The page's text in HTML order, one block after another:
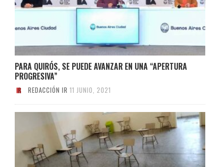
PARA QUIRÓS, SE PUEDE AVANZAR EN UNA “APERTURA
PROGRESIVA”
REDACCIÓN IR 11 JUNIO, 2021